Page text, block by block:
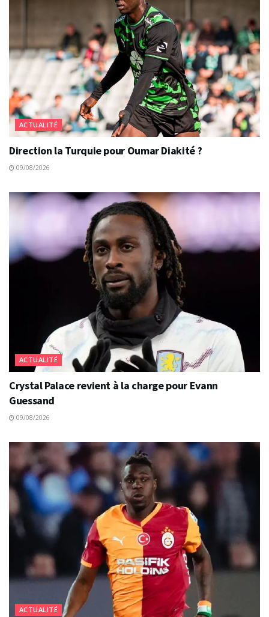
ACTUALITÉ
Direction la Turquie pour Oumar Diakité ?
09/08/2026
ACTUALITÉ
Crystal Palace revient à la charge pour Evann
Guessand
09/08/2026
ACTUALITÉ